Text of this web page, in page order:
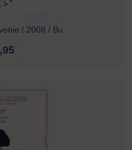
/ 2008 / Bu